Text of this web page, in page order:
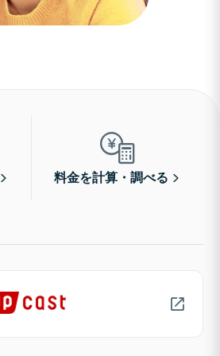
料金を計算・調べる